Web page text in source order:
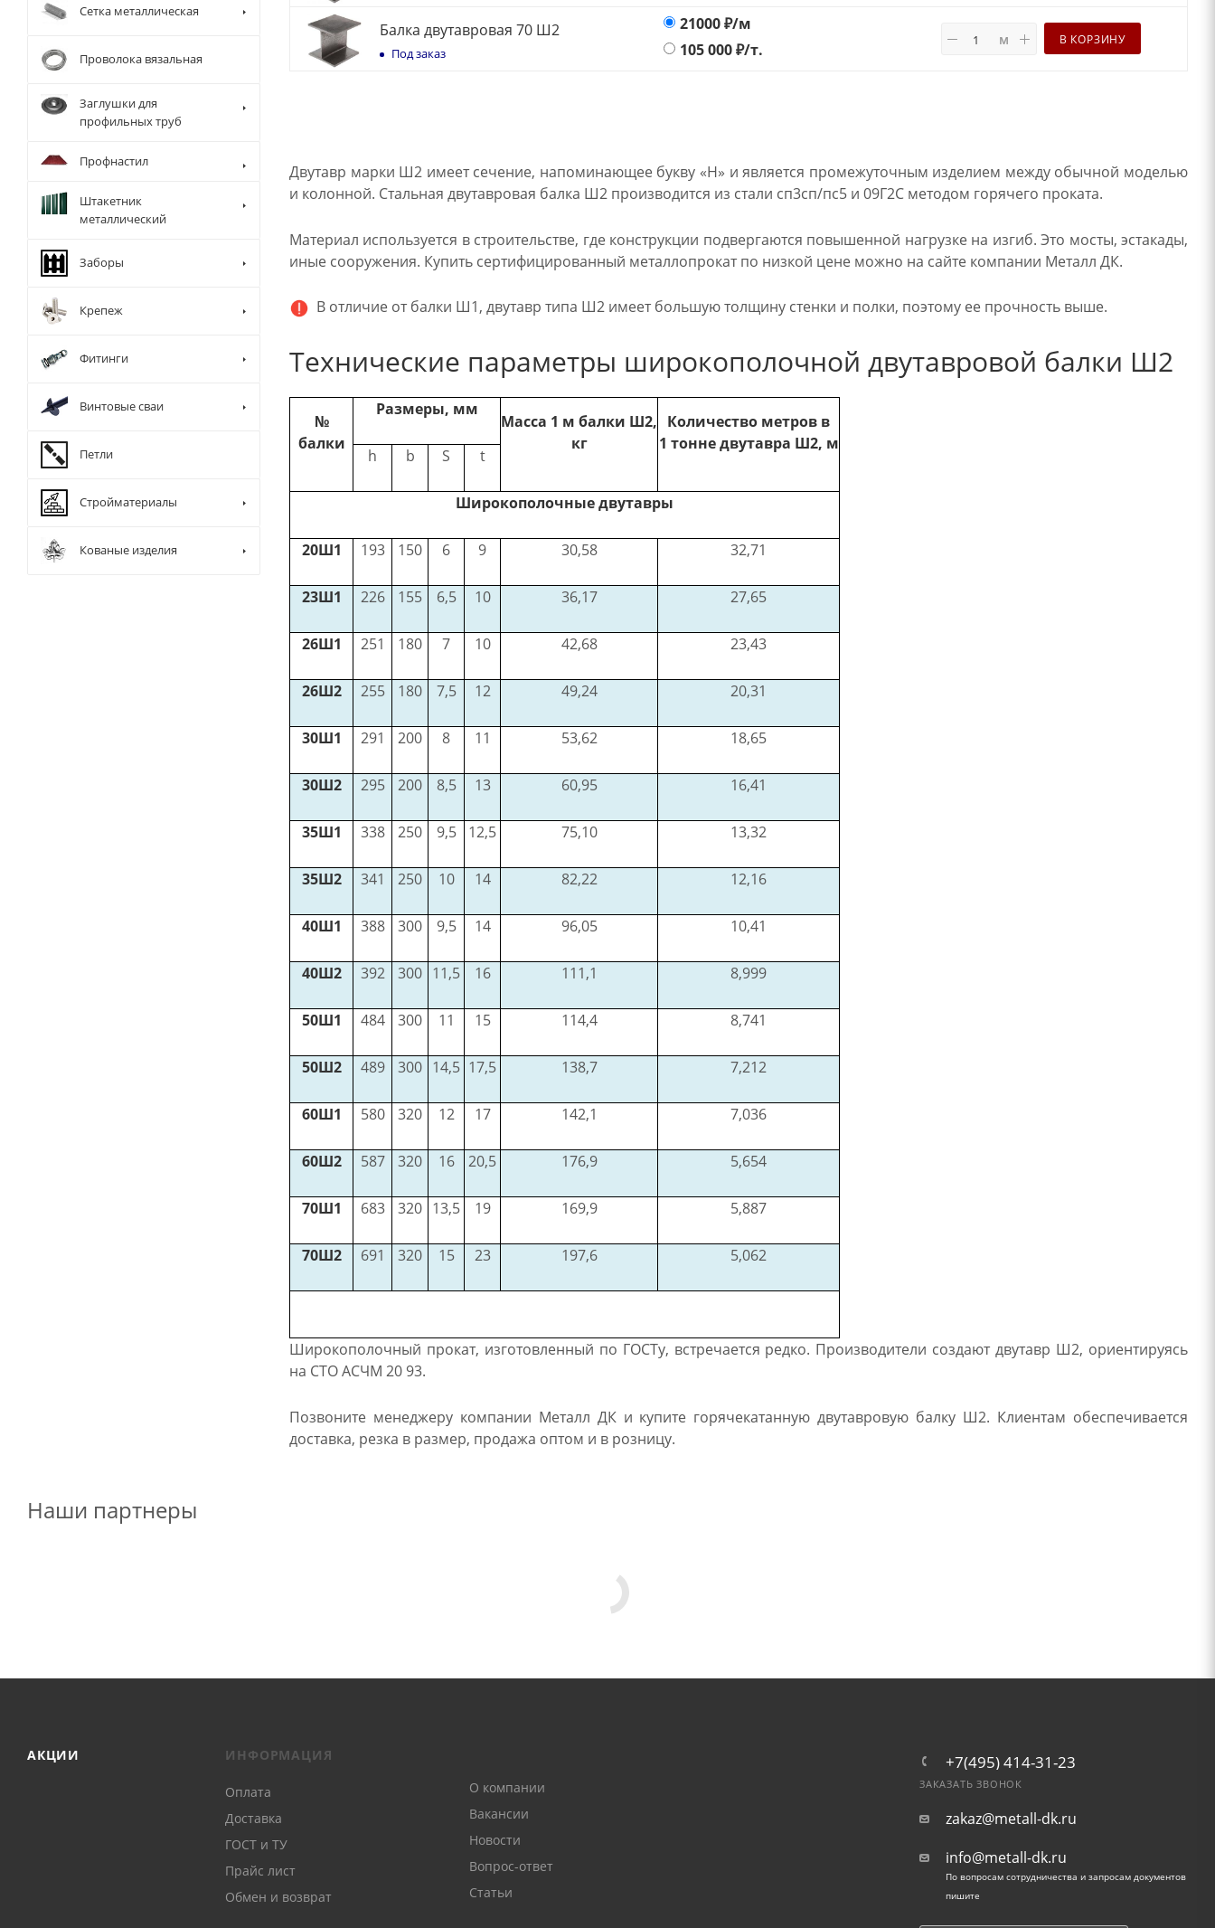
Балка двутавровая 70 Ш2
Под заказ
21000₽/м
105 000₽/т.
м В КОРЗИНУ
Двутавр марки Ш2 имеет сечение, напоминающее букву «Н» и является промежуточным изделием между обычной моделью
и колонной. Стальная двутавровая балка Ш2 производится из стали сп3сп/пс5 и 09Г2С методом горячего проката.
Материал используется в строительстве, где конструкции подвергаются повышенной нагрузке на изгиб. Это мосты, эстакады,
иные сооружения. Купить сертифицированный металлопрокат по низкой цене можно на сайте компании Металл ДК.
В отличие от балки Ш1, двутавр типа Ш2 имеет большую толщину стенки и полки, поэтому ее прочность выше.
Технические параметры широкополочной двутавровой балки Ш2
№
балки
Размеры, мм
Масса 1 м балки Ш2,
кг
Количество метров в
1 тонне двутавра Ш2, м
h b S t
Широкополочные двутавры
20Ш1 193 150 6 9 30,58 32,71
23Ш1 226 155 6,5 10 36,17 27,65
26Ш1 251 180 7 10 42,68 23,43
26Ш2 255 180 7,5 12 49,24 20,31
30Ш1 291 200 8 11 53,62 18,65
30Ш2 295 200 8,5 13 60,95 16,41
35Ш1 338 250 9,5 12,5 75,10 13,32
35Ш2 341 250 10 14 82,22 12,16
40Ш1 388 300 9,5 14 96,05 10,41
40Ш2 392 300 11,5 16 111,1 8,999
50Ш1 484 300 11 15 114,4 8,741
50Ш2 489 300 14,5 17,5 138,7 7,212
60Ш1 580 320 12 17 142,1 7,036
60Ш2 587 320 16 20,5 176,9 5,654
70Ш1 683 320 13,5 19 169,9 5,887
70Ш2 691 320 15 23 197,6 5,062
Широкополочный прокат, изготовленный по ГОСТу, встречается редко. Производители создают двутавр Ш2, ориентируясь
на СТО АСЧМ 20 93.
Позвоните менеджеру компании Металл ДК и купите горячекатанную двутавровую балку Ш2. Клиентам обеспечивается
доставка, резка в размер, продажа оптом и в розницу.
Сетка металлическая
Проволока вязальная
Заглушки для
профильных труб
Профнастил
Штакетник
металлический
Заборы
Крепеж
Фитинги
Винтовые сваи
Петли
Стройматериалы
Кованые изделия
Наши партнеры
АКЦИИ ИНФОРМАЦИЯ
Оплата
Доставка
ГОСТ и ТУ
Прайс лист
Обмен и возврат
О компании
Вакансии
Новости
Вопрос-ответ
Статьи
+7(495) 414-31-23
ЗАКАЗАТЬ ЗВОНОК
zakaz@metall-dk.ru
info@metall-dk.ru
По вопросам сотрудничества и запросам документов
пишите